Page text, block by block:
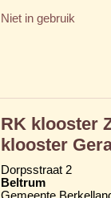
Niet in gebruik
RK klooster
klooster
Dorpsstraat 2
Beltrum
Gemeente